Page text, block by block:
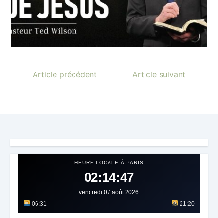
Article précédent Article suivant
HEURE LOCALE À PARIS
02:14:50
vendredi 07 août 2026
06:31
21:20